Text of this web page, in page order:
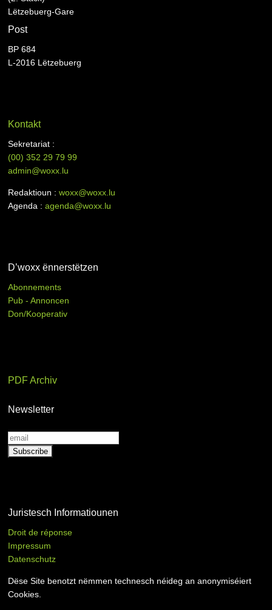
Lëtzebuerg-Gare
Post
BP 684
L-2016 Lëtzebuerg
Kontakt
Sekretariat :
(00)352 29 79 99
admin@woxx.lu
Redaktioun :woxx@woxx.lu
Agenda :agenda@woxx.lu
D’woxx ënnerstëtzen
Abonnements
Pub - Annoncen
Don/Kooperativ
PDF Archiv
Newsletter
Juristesch Informatiounen
Droit de réponse
Impressum
Datenschutz
Dëse Site benotzt nëmmen technesch néideg an anonymiséiert
Cookies.